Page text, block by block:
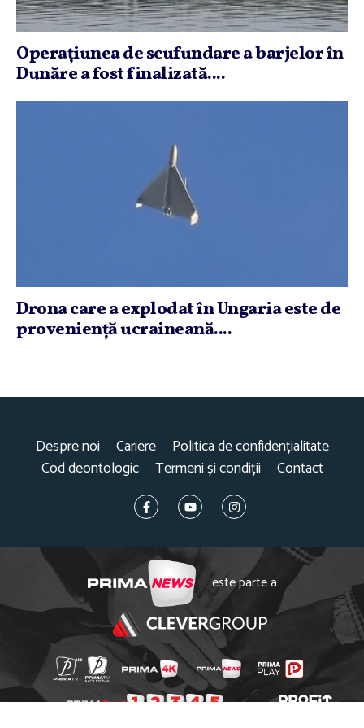
Operaţiunea de scufundare a barjelor în
Dunăre a fost finalizată....
Drona care a explodat în Ungaria este de
provenienţă ucraineană....
Despre noi Cariere
Politica de confidențialitate
Cod deontologic
Termeni și condiții Contact
este parte a